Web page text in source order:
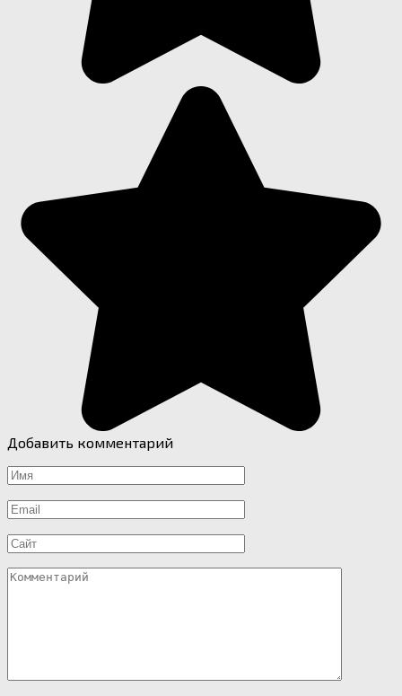
Добавить комментарий
Имя
*
Email
*
Сайт
Комментарий